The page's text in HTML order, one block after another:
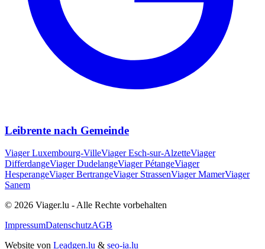
Leibrente nach Gemeinde
ViagerLuxembourg-VilleViagerEsch-sur-AlzetteViager
DifferdangeViagerDudelangeViagerPétangeViager
HesperangeViagerBertrangeViager StrassenViagerMamerViager
Sanem
© 2026 Viager.lu - Alle Rechte vorbehalten
ImpressumDatenschutzAGB
Website von Leadgen.lu & seo-ia.lu